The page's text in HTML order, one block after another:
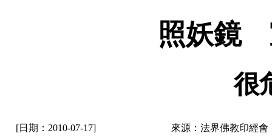
照妖鏡
很
[日期：2010-07-17] 來源：法界佛教印經